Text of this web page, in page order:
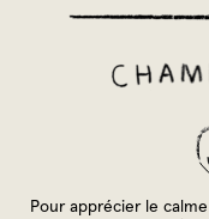
Pour apprécier le